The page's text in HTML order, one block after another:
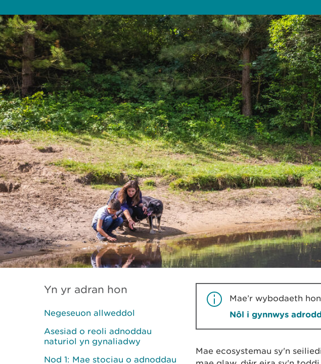
Yn yr adran hon
Negeseuon allweddol
Asesiad o reoli adnoddau
naturiol yn gynaliadwy
Nod 1: Mae stociau o adnoddau
Mae’r wybodaeth
Nôl i gynnwys
Mae ecosystemau sy'n